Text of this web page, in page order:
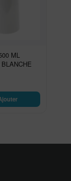
ML